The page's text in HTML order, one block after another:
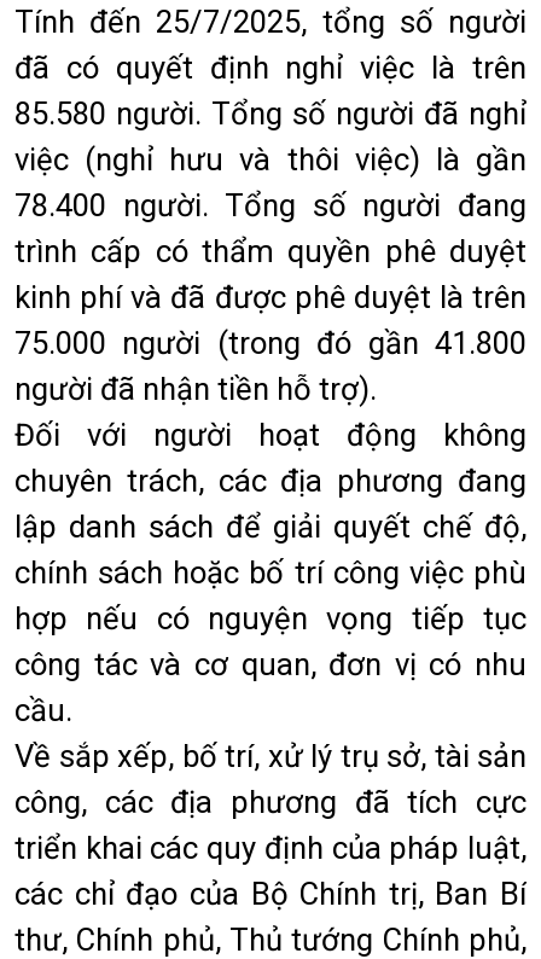
Tính đến 25/7/2025, tổng số người
đã có quyết định nghỉ việc là trên
85.580 người. Tổng số người đã nghỉ
việc (nghỉ hưu và thôi việc) là gần
78.400 người. Tổng số người đang
trình cấp có thẩm quyền phê duyệt
kinh phí và đã được phê duyệt là trên
75.000 người (trong đó gần 41.800
người đã nhận tiền hỗ trợ).
Đối với người hoạt động không
chuyên trách, các địa phương đang
lập danh sách để giải quyết chế độ,
chính sách hoặc bố trí công việc phù
hợp nếu có nguyện vọng tiếp tục
công tác và cơ quan, đơn vị có nhu
cầu.
Về sắp xếp, bố trí, xử lý trụ sở, tài sản
công, các địa phương đã tích cực
triển khai các quy định của pháp luật,
các chỉ đạo của Bộ Chính trị, Ban Bí
thư, Chính phủ, Thủ tướng Chính phủ,